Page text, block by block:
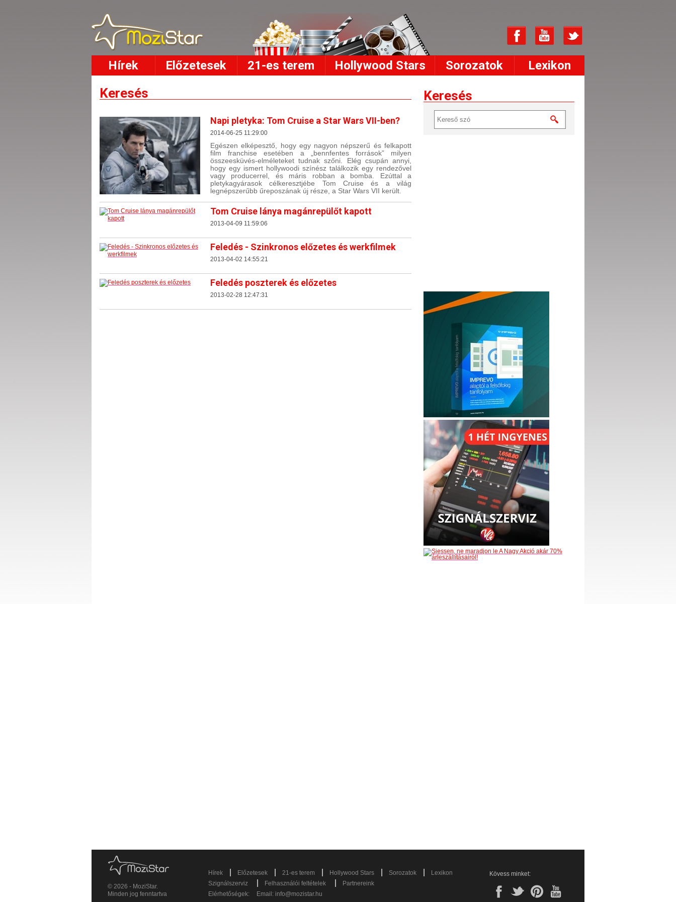
Hírek Előzetesek 21-es terem Hollywood Stars Sorozatok Lexikon
Keresés
Napi pletyka: Tom Cruise a Star Wars VII-ben?
2014-06-25 11:29:00
Egészen elképesztő, hogy egy nagyon népszerű és felkapott
film franchise esetében a „bennfentes források” milyen
összeesküvés-elméleteket tudnak szőni. Elég csupán annyi,
hogy egy ismert hollywoodi színész találkozik egy rendezővel
vagy producerrel, és máris robban a bomba. Ezúttal a
pletykagyárasok célkeresztjébe Tom Cruise és a világ
legnépszerűbb űreposzának új része, a Star Wars VII került.
Tom Cruise lánya magánrepülőt kapott
2013-04-09 11:59:06
Feledés - Szinkronos előzetes és werkfilmek
2013-04-02 14:55:21
Feledés poszterek és előzetes
2013-02-28 12:47:31
Keresés
© 2026 - MoziStar.
Minden jog fenntartva
Hírek Előzetesek 21-es terem Hollywood Stars Sorozatok
Lexikon
Szignálszerviz
Felhasználói feltételek
Partnereink
Elérhetőségek:
Email: info@mozistar.hu
Kövess minket: